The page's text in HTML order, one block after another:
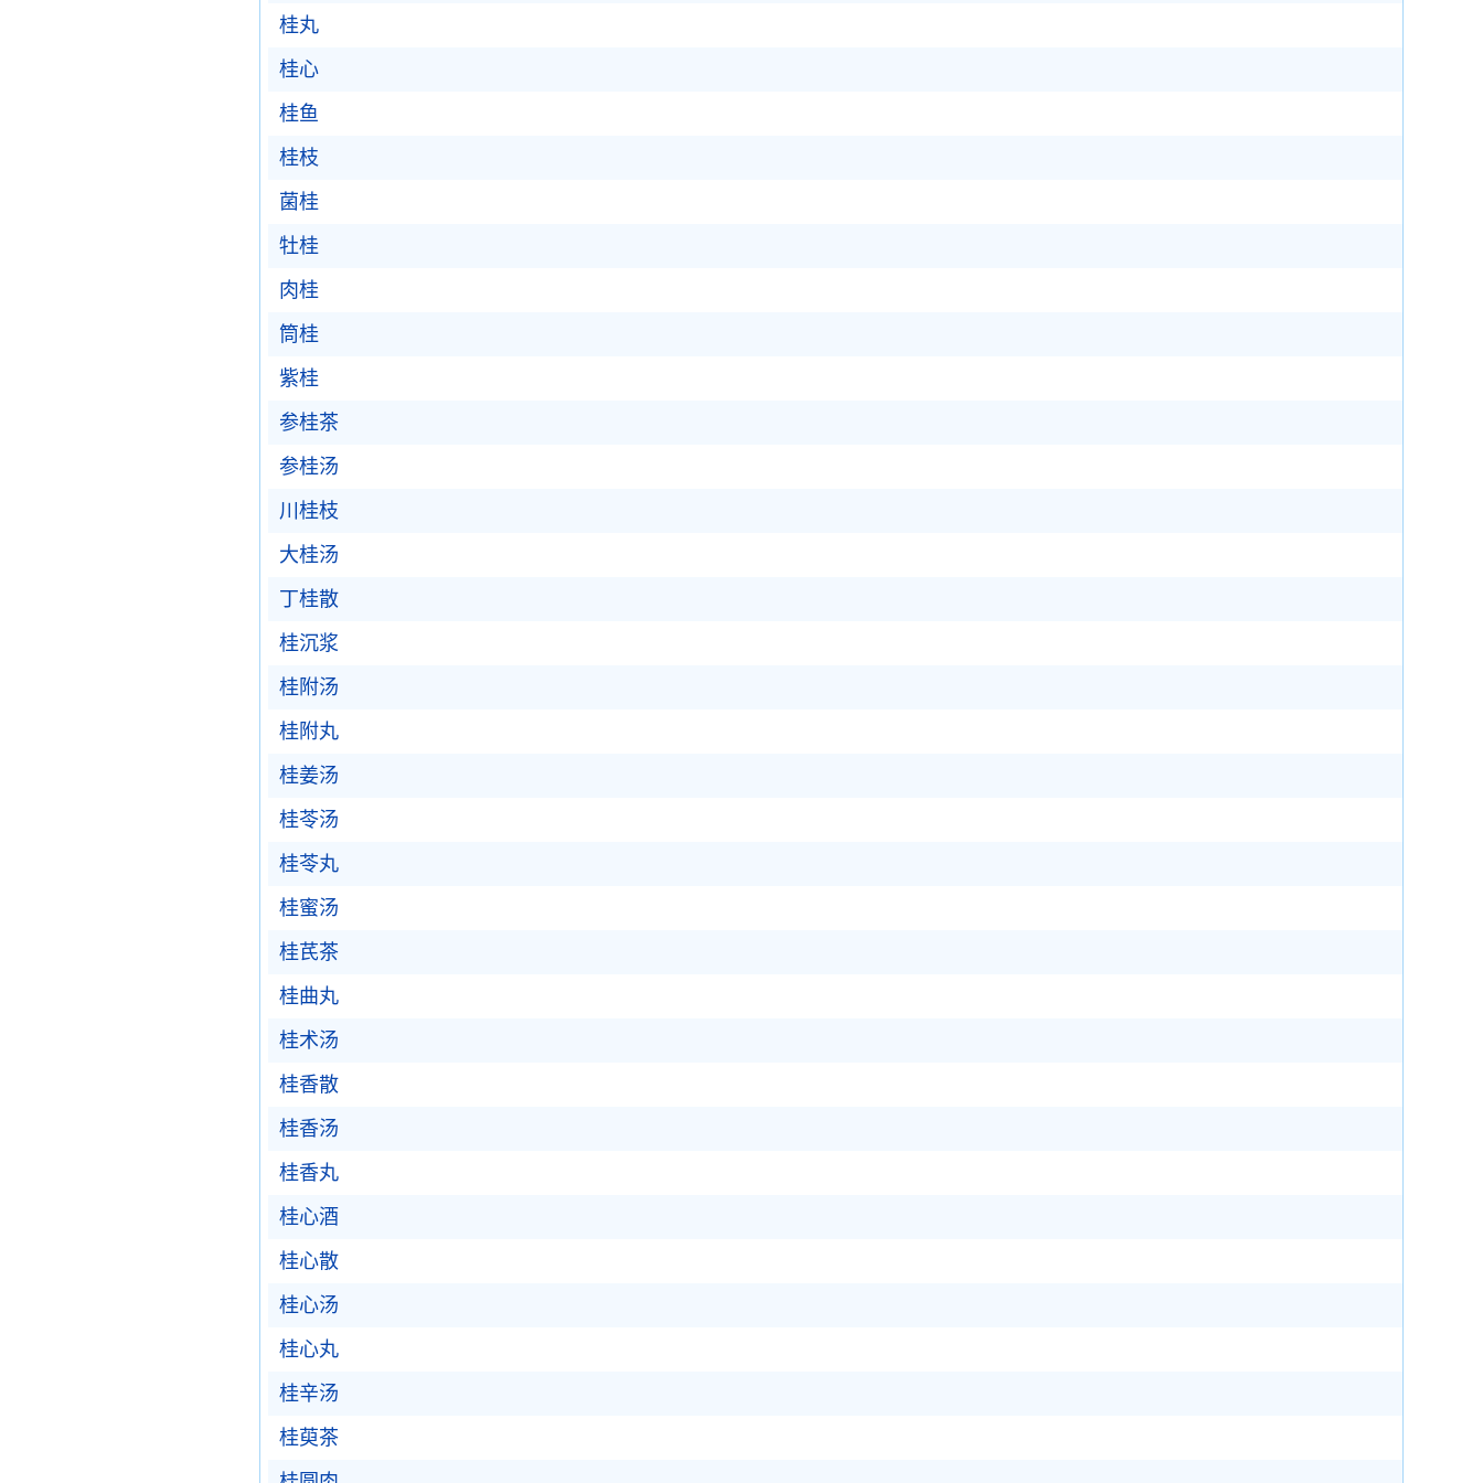
桂丸
桂心
桂鱼
桂枝
菌桂
牡桂
肉桂
筒桂
紫桂
参桂茶
参桂汤
川桂枝
大桂汤
丁桂散
桂沉浆
桂附汤
桂附丸
桂姜汤
桂苓汤
桂苓丸
桂蜜汤
桂芪茶
桂曲丸
桂术汤
桂香散
桂香汤
桂香丸
桂心酒
桂心散
桂心汤
桂心丸
桂辛汤
桂萸茶